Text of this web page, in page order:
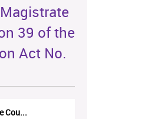
39 of the
Act No.
Cou...